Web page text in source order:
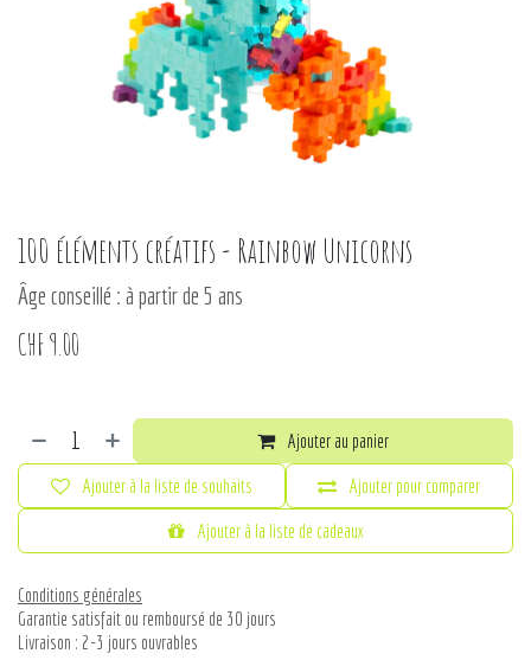
100 éléments créatifs - Rainbow Unicorns
Âge conseillé : à partir de 5 ans
CHF9.00
Ajouter au panier
Ajouter pour comparer
Ajouter à la liste de cadeaux
Ajouter à la liste de souhaits
Conditions générales
Garantie satisfait ou remboursé de 30 jours
Livraison : 2-3 jours ouvrables